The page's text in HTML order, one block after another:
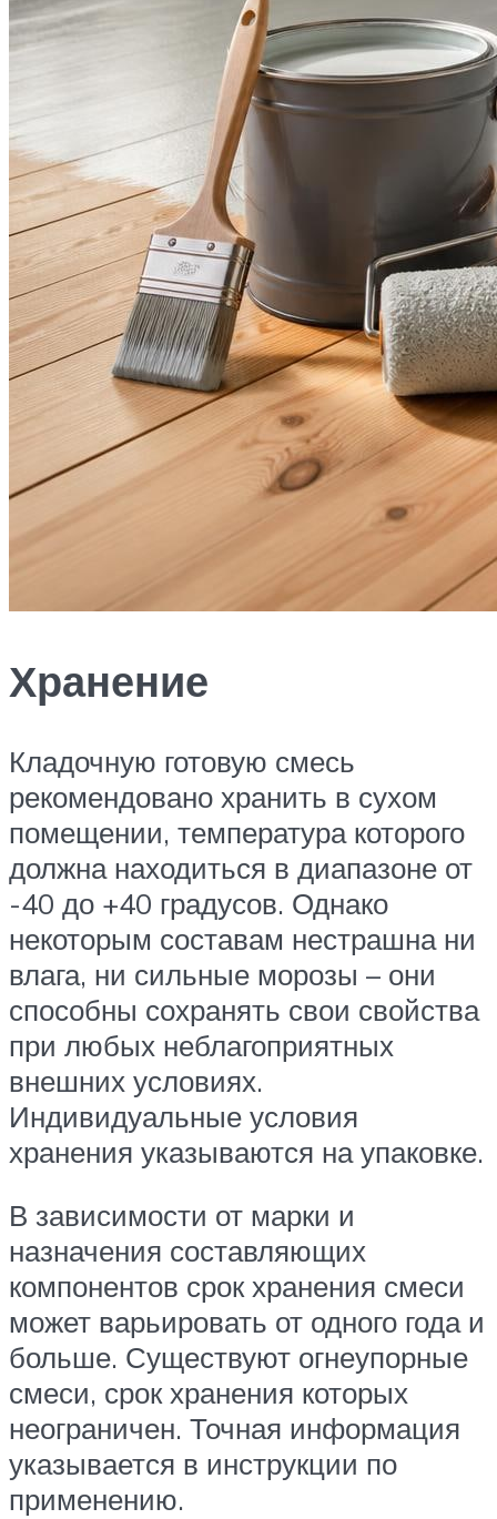
Хранение
Кладочную готовую смесь
рекомендовано хранить в сухом
помещении, температура которого
должна находиться в диапазоне от
-40 до +40 градусов. Однако
некоторым составам нестрашна ни
влага, ни сильные морозы – они
способны сохранять свои свойства
при любых неблагоприятных
внешних условиях.
Индивидуальные условия
хранения указываются на упаковке.
В зависимости от марки и
назначения составляющих
компонентов срок хранения смеси
может варьировать от одного года и
больше. Существуют огнеупорные
смеси, срок хранения которых
неограничен. Точная информация
указывается в инструкции по
применению.